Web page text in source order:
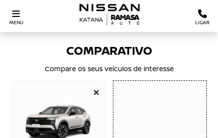
MENU LIGAR
COMPARATIVO
Compare os seus veículos de interesse